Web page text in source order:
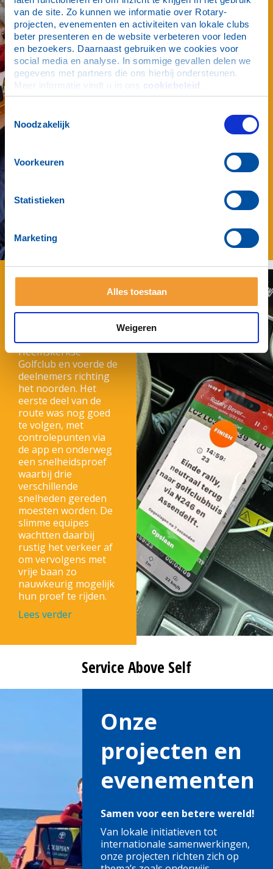
van de site. Zo kunnen we informatie over Rotary-
projecten, evenementen en activiteiten van lokale clubs
beter presenteren en de website verbeteren voor leden
en bezoekers. Daarnaast gebruiken we cookies voor
social media en analyse. In sommige gevallen delen we
gegevens met partners die ons hierbij ondersteunen.
Meer informatie vindt u in ons cookiebeleid
Toestemmingsselectie
Noodzakelijk
Voorkeuren
Statistieken
Marketing
Alles toestaan
Weigeren
Met een heerlijke
sfeer en culinaire
verrassingen op elke
locatie kijken we met
trots en plezier terug
op een geslaagd
evenement.
restaurants wisten de
creatieve hapjes. De
enthousiaste reacties
bevestigden dat er
volop werd genoten.
De Rotary Rally
startte vanaf de
Heemskerkse
Golfclub en voerde de
deelnemers richting
het noorden. Het
eerste deel van de
route was nog goed
te volgen, met
controlepunten via
de app en onderweg
een snelheidsproef
waarbij drie
verschillende
snelheden gereden
moesten worden. De
slimme equipes
wachtten daarbij
rustig het verkeer af
om vervolgens met
vrije baan zo
nauwkeurig mogelijk
hun proef te rijden.
Lees verder
Service Above Self
Onze
projecten en
evenementen
Samen voor een betere wereld!
Van lokale initiatieven tot
internationale samenwerkingen,
onze projecten richten zich op